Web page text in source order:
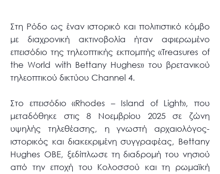
Στη Ρόδο ως έναν ιστορικό και πολιτιστικό κόμβο
με διαχρονική ακτινοβολία ήταν αφιερωμένο
επεισόδιο της τηλεοπτικής εκπομπής «Treasures of
the World with Bettany Hughes» του βρετανικού
τηλεοπτικού δικτύου Channel 4.
Στο επεισόδιο «Rhodes – Island of Light», που
μεταδόθηκε στις 8 Νοεμβρίου 2025 σε ζώνη
υψηλής τηλεθέασης, η γνωστή αρχαιολόγος-
ιστορικός και διακεκριμένη συγγραφέας, Bettany
Hughes ΟΒΕ, ξεδίπλωσε τη διαδρομή του νησιού
από την εποχή του Κολοσσού και τη ρωμαϊκή